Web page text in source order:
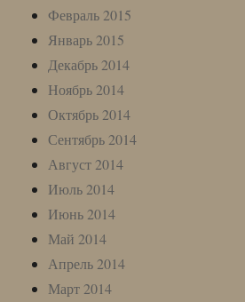
Февраль 2015
Январь 2015
Декабрь 2014
Ноябрь 2014
Октябрь 2014
Сентябрь 2014
Август 2014
Июль 2014
Июнь 2014
Май 2014
Апрель 2014
Март 2014